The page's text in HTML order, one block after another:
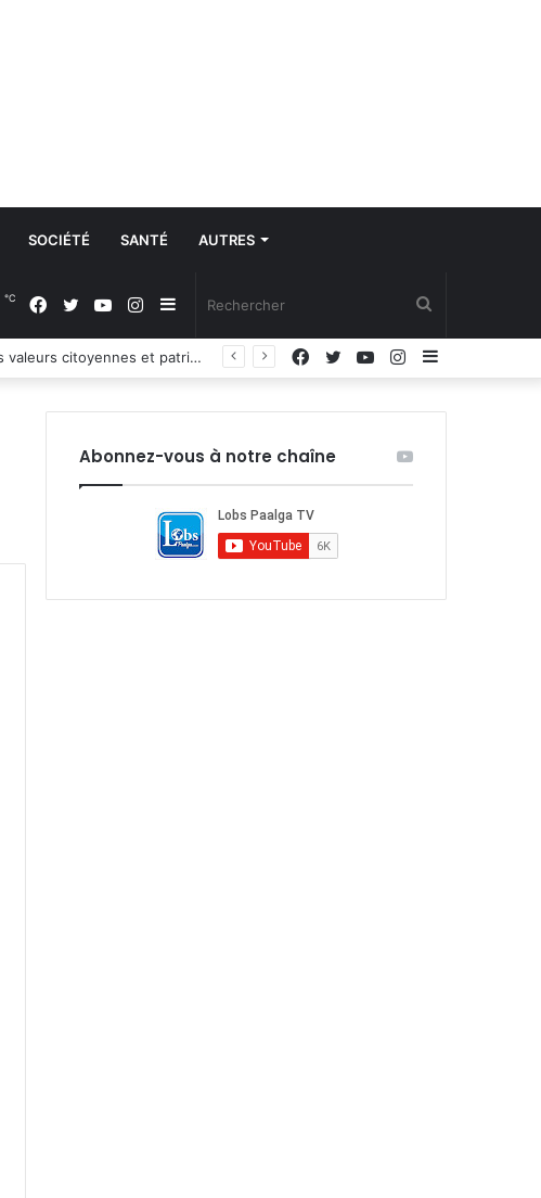
SOCIÉTÉ SANTÉ AUTRES
Sidebar
(barre
Instagram
YouTube
Twitter
Facebook
℃
Propos du Président nigérian sur la situation sécuritaire dans l’AES : le Burkina Faso, le Mali et le Niger expriment leur profond regret
Sidebar
Instagram
YouTube
Twitter
Facebook
Abonnez-vous à notre chaîne